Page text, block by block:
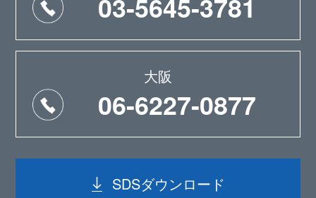
03-5645-3781
大阪
06-6227-0877
SDSダウンロード